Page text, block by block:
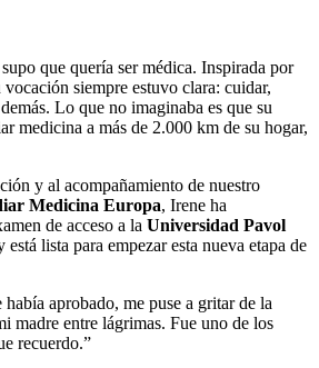
que quería ser médica. Inspirada por
siempre estuvo clara: cuidar,
Lo que no imaginaba es que su
medicina a más de 2.000 km de su hogar,
y al acompañamiento de nuestro
Medicina Europa, Irene ha
de acceso a la Universidad Pavol
está lista para empezar esta nueva etapa de
aprobado, me puse a gritar de la
madre entre lágrimas. Fue uno de los
recuerdo.”